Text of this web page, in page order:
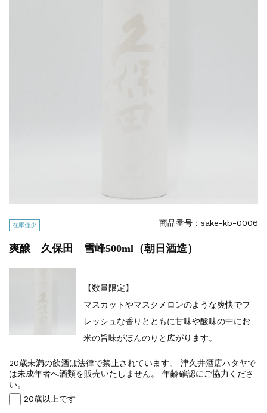
在庫僅少 商品番号：sake-kb-0006
爽醸 久保田 雪峰500ml（朝日酒造）
【数量限定】
マスカットやマスクメロンのような爽快でフ
レッシュな香りとともに甘味や酸味の中にお
米の旨味がほんのりと広がります。
20歳未満の飲酒は法律で禁止されています。 津久井酒店ハタヤで
は未成年者へ酒類を販売いたしません。 年齢確認にご協力くださ
い。
20歳以上です